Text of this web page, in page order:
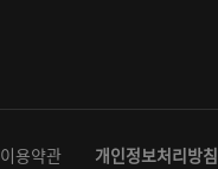
이용약관 개인정보처리방침